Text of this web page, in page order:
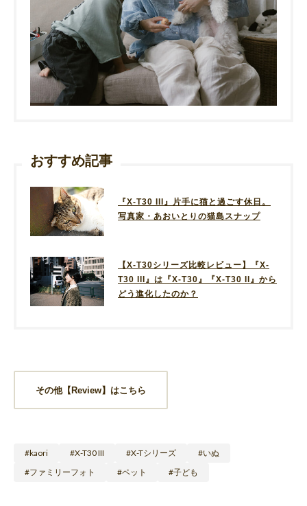
おすすめ記事
『X-T30 III』片手に猫と過ごす休日。
写真家・あおいとりの猫島スナップ
【X-T30シリーズ比較レビュー】『X-
T30 III』は『X-T30』『X-T30 II』から
どう進化したのか？
その他【Review】はこちら
kaori X-T30 III X-Tシリーズ
いぬ
ファミリーフォト
ペット 子ども